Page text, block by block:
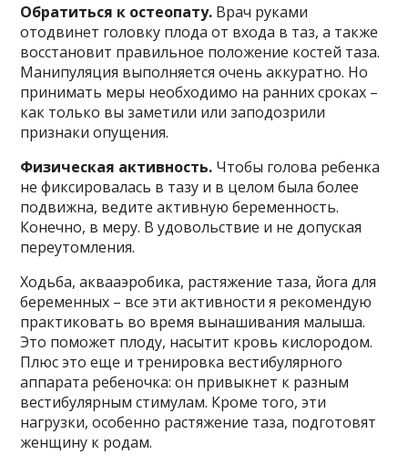
Обратиться к остеопату. Врач руками
отодвинет головку плода от входа в таз, а также
восстановит правильное положение костей таза.
Манипуляция выполняется очень аккуратно. Но
принимать меры необходимо на ранних сроках –
как только вы заметили или заподозрили
признаки опущения.
Физическая активность. Чтобы голова ребенка
не фиксировалась в тазу и в целом была более
подвижна, ведите активную беременность.
Конечно, в меру. В удовольствие и не допуская
переутомления.
Ходьба, аквааэробика, растяжение таза, йога для
беременных – все эти активности я рекомендую
практиковать во время вынашивания малыша.
Это поможет плоду, насытит кровь кислородом.
Плюс это еще и тренировка вестибулярного
аппарата ребеночка: он привыкнет к разным
вестибулярным стимулам. Кроме того, эти
нагрузки, особенно растяжение таза, подготовят
женщину к родам.